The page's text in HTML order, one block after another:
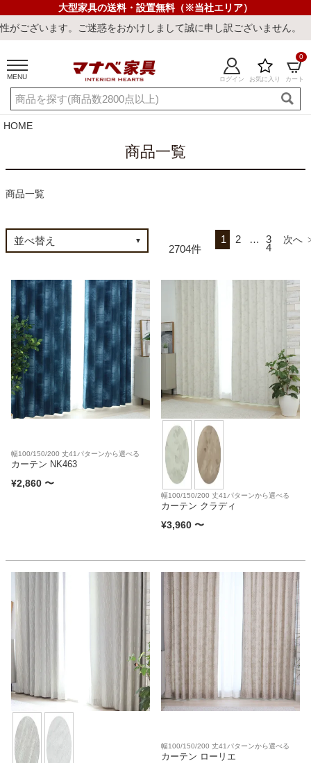
大型家具の送料・設置無料（※当社エリア）
まして誠に申し訳ございません。
MENU ログイン お気に入り カート
0
ご利用ガイド 新規会員登録
店舗一覧 閲覧履歴
キーワード・商品番号で探す
最短発送 冷感ラグ 冷感寝具 ウィルトンラ
カテゴリから探す
ソファ
テレビ台・リビング家具
ダイニングテーブル・セット
収納家具
学習机
HOME
商品一覧
商品一覧
2704
1 2 … 3
4
幅100/150/200 丈41パターンから選べる
カーテン NK463
¥2,860 〜
幅100/150/200 丈41パターンから選べる
カーテン クラディ
¥3,960 〜
幅100/150/200 丈41パターンから選べる
カーテン ローリエ